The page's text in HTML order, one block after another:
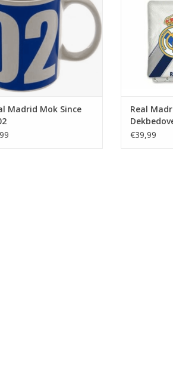
Madrid Mok Since
Real
€39,99